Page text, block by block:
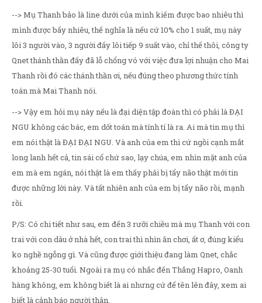
--> Mụ Thanh bảo là line dưới của mình kiếm được bao nhiêu thì
mình được bấy nhiêu, thế nghĩa là nếu cứ 10% cho 1 suất, mụ này
lôi 3 người vào, 3 người đấy lôi tiếp 9 suất vào, chỉ thế thôi, công ty
Qnet thánh thần đấy đã lỗ chổng vó với việc đưa lợi nhuận cho Mai
Thanh rồi đó các thánh thần ơi, nếu đúng theo phương thức tính
toán mà Mai Thanh nói.
--> Vậy em hỏi mụ này nếu là đại diện tập đoàn thì có phải là ĐẠI
NGU không các bác, em dốt toán mà tính tí là ra. Ai mà tin mụ thì
em nói thật là ĐẠI ĐẠI NGU. Và anh của em thì cứ ngồi cạnh mắt
long lanh hết cả, tin sái cổ chứ sao, lạy chúa, em nhìn mặt anh của
em mà em ngán, nói thật là em thấy phải bị tẩy não thật mới tin
được những lời này. Và tất nhiên anh của em bị tẩy não rồi, mạnh
rồi.
P/S: Có chi tiết như sau, em đến 3 rưỡi chiều mà mụ Thanh với con
trai với con dâu ở nhà hết, con trai thì nhìn ăn chơi, ất ơ, đúng kiểu
ko nghề ngỗng gì. Và cũng được giới thiệu đang làm Qnet, chắc
khoảng 25-30 tuổi. Ngoài ra mụ có nhắc đến Thắng Hapro, Oanh
hàng không, em không biết là ai nhưng cứ để tên lên đây, xem ai
biết là cảnh báo người thân.